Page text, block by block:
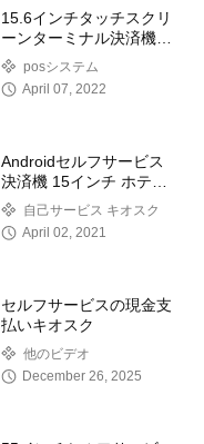
15.6インチタッチスクリ
ーンターミナル決済機
オールインワン
posシステム
April 07, 2022
Androidセルフサービス
決済機 15インチ ホテル
用
自己サービス キオスク
April 02, 2021
セルフサービスの現金支
払いキオスク
他のビデオ
December 26, 2025